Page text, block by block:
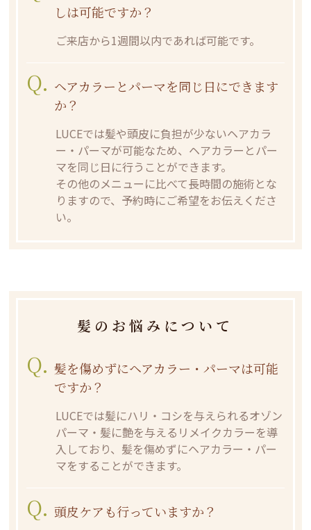
しは可能ですか？
ご来店から1週間以内であれば可能です。
Q. ヘアカラーとパーマを同じ日にできます
か？
LUCEでは髪や頭皮に負担が少ないヘアカラ
ー・パーマが可能なため、ヘアカラーとパー
マを同じ日に行うことができます。
その他のメニューに比べて長時間の施術とな
りますので、予約時にご希望をお伝えくださ
い。
髪のお悩みについて
Q. 髪を傷めずにヘアカラー・パーマは可能
ですか？
LUCEでは髪にハリ・コシを与えられるオゾン
パーマ・髪に艶を与えるリメイクカラーを導
入しており、髪を傷めずにヘアカラー・パー
マをすることができます。
Q. 頭皮ケアも行っていますか？